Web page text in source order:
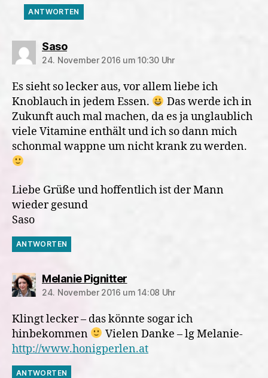
ANTWORTEN
Sasosagt:
24. November 2016 um 10:30 Uhr
Es sieht so lecker aus, vor allem liebe ich
Knoblauch in jedem Essen.
Das werde ich in
Zukunft auch mal machen, da es ja unglaublich
viele Vitamine enthält und ich so dann mich
schonmal wappne um nicht krank zu werden.
Liebe Grüße und hoffentlich ist der Mann
wieder gesund
Saso
ANTWORTEN
Melanie Pignittersagt:
24. November 2016 um 14:08 Uhr
Klingt lecker – das könnte sogar ich
hinbekommen
Vielen Danke – lg Melanie-
http://www.honigperlen.at
ANTWORTEN